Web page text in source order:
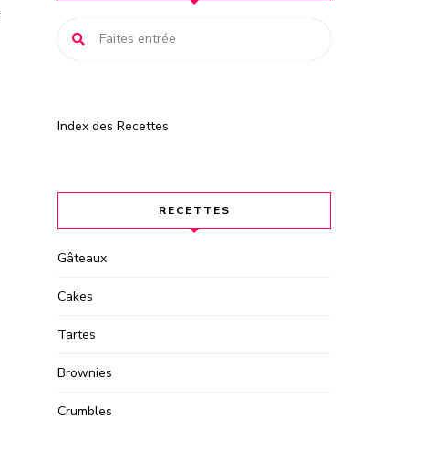
Index des Recettes
RECETTES
Gâteaux
Cakes
Tartes
Brownies
Crumbles